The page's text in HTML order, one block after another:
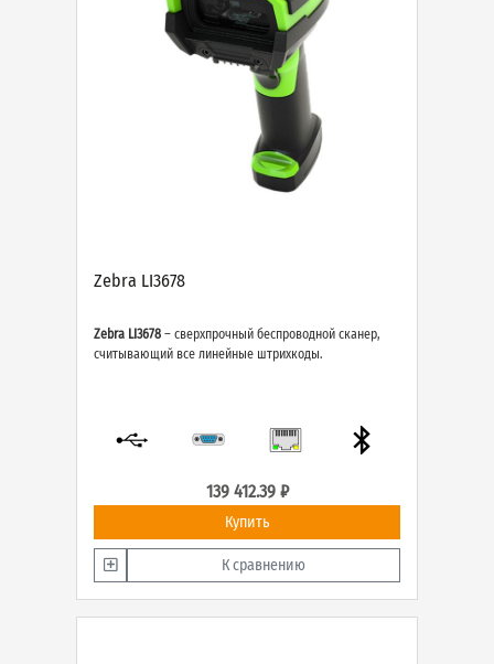
Zebra LI3678
Zebra LI3678 – сверхпрочный беспроводной сканер,
считывающий все линейные штрихкоды.
139 412.39 ₽
Купить
К сравнению